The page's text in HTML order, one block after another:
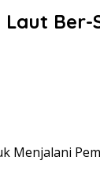
Ber-